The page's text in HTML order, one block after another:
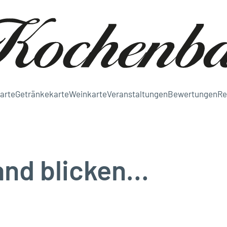
GetränkekarteWeinkarteVeranstaltungenBewertungen
blicken…